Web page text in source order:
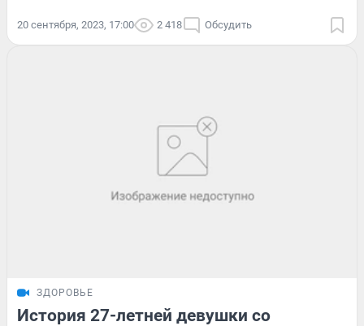
20 сентября, 2023, 17:00 2 418 Обсудить
ЗДОРОВЬЕ
История 27-летней девушки со